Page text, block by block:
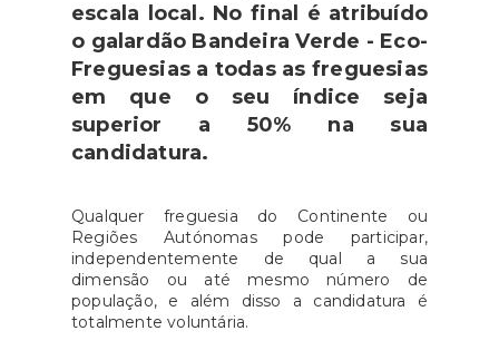
escala local. No final é atribuído
o galardão Bandeira Verde - Eco-
Freguesias a todas as freguesias
em que o seu índice seja
superior a 50% na sua
candidatura.
Qualquer freguesia do Continente ou
Regiões Autónomas pode participar,
independentemente de qual a sua
dimensão ou até mesmo número de
população, e além disso a candidatura é
totalmente voluntária.